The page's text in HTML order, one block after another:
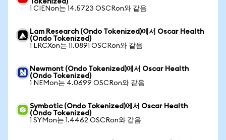
Tokenized)
1 CIENon는 14.5723 OSCRon와 같음
Lam Research (Ondo Tokenized)에서 Oscar Health
(Ondo Tokenized)
1 LRCXon는 11.0891 OSCRon와 같음
Newmont (Ondo Tokenized)에서 Oscar Health
(Ondo Tokenized)
1 NEMon는 4.0699 OSCRon와 같음
Symbotic (Ondo Tokenized)에서 Oscar Health
(Ondo Tokenized)
1 SYMon는 1.4462 OSCRon와 같음